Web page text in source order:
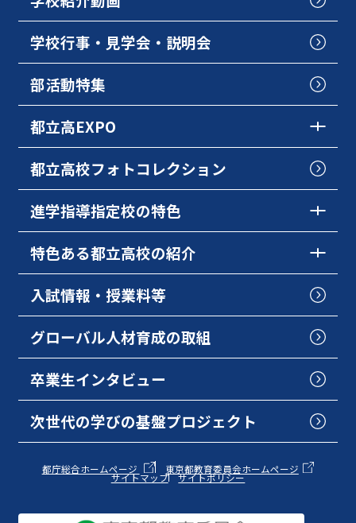
学校行事・見学会・説明会
部活動特集
都立高EXPO
都立高校フォトコレクション
進学指導指定校の特色
特色ある都立高校の紹介
入試情報・授業料等
グローバル人材育成の取組
卒業生インタビュー
次世代の学びの基盤プロジェクト
都庁総合ホームページ 東京都教育委員会ホームページ
サイトマップ サイトポリシー